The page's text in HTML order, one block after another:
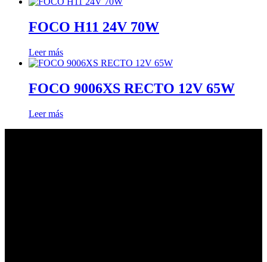
FOCO H11 24V 70W
Leer más
FOCO 9006XS RECTO 12V 65W
Leer más